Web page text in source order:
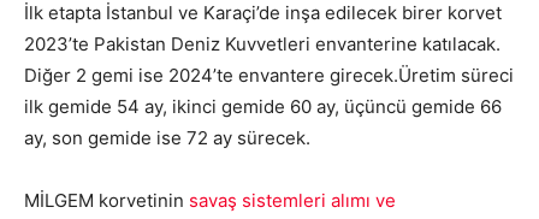
İlk etapta İstanbul ve Karaçi’de inşa edilecek birer korvet
2023’te Pakistan Deniz Kuvvetleri envanterine katılacak.
Diğer 2 gemi ise 2024’te envantere girecek.Üretim süreci
ilk gemide 54 ay, ikinci gemide 60 ay, üçüncü gemide 66
ay, son gemide ise 72 ay sürecek.
MİLGEM korvetinin savaş sistemleri alımı ve